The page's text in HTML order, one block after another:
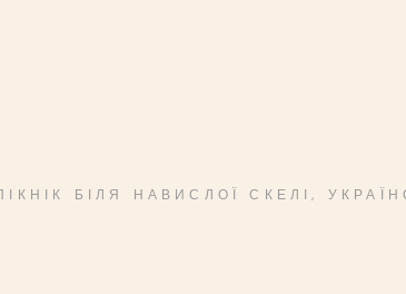
ПІКНІК БІЛЯ НАВИСЛОЇ СКЕЛІ,